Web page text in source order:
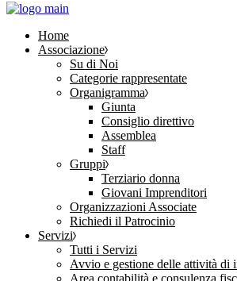
Home
Associazione
Su di Noi
Categorie rappresentate
Organigramma
Giunta
Consiglio direttivo
Assemblea
Staff
Gruppi
Terziario donna
Giovani Imprenditori
Organizzazioni Associate
Richiedi il Patrocinio
Servizi
Tutti i Servizi
Avvio e gestione delle attività di
Area contabilità e consulenza